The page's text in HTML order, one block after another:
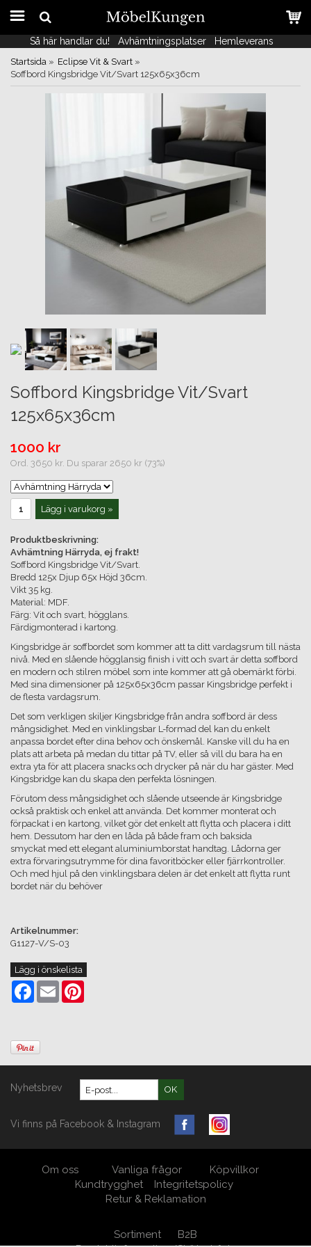
Så här handlar du! Avhämtningsplatser Hemleverans
Så här handlar du! Avhämtningsplatser Hemleverans
Startsida » Eclipse Vit & Svart »
Soffbord Kingsbridge Vit/Svart 125x65x36cm
Soffbord Kingsbridge Vit/Svart
125x65x36cm
1000 kr
Ord. 3650 kr. Du sparar 2650 kr (73%)
Lägg i varukorg »
Produktbeskrivning:
Avhämtning Härryda, ej frakt!
Soffbord Kingsbridge Vit/Svart.
Bredd 125x Djup 65x Höjd 36cm.
Vikt 35 kg.
Material: MDF.
Färg: Vit och svart, högglans.
Färdigmonterad i kartong.
Kingsbridge är soffbordet som kommer att ta ditt vardagsrum till nästa
nivå. Med en slående högglansig finish i vitt och svart är detta soffbord
en modern och stilren möbel som inte kommer att gå obemärkt förbi.
Med sina dimensioner på 125x65x36cm passar Kingsbridge perfekt i
de flesta vardagsrum.
Det som verkligen skiljer Kingsbridge från andra soffbord är dess
mångsidighet. Med en vinklingsbar L-formad del kan du enkelt
anpassa bordet efter dina behov och önskemål. Kanske vill du ha en
plats att arbeta på medan du tittar på TV, eller så vill du bara ha en
extra yta för att placera snacks och drycker på när du har gäster. Med
Kingsbridge kan du skapa den perfekta lösningen.
Förutom dess mångsidighet och slående utseende är Kingsbridge
också praktisk och enkel att använda. Det kommer monterat och
förpackat i en kartong, vilket gör det enkelt att flytta och placera i ditt
hem. Dessutom har den en låda på både fram och baksida
smyckat med ett elegant aluminiumborstat handtag. Lådorna ger
extra förvaringsutrymme för dina favoritböcker eller fjärrkontroller.
Och med hjul på den vinklingsbara delen är det enkelt att flytta runt
bordet när du behöver
Artikelnummer:
G1127-V/S-03
Lägg i önskelista
Facebook
Email
Nyhetsbrev OK
Vi finns på Facebook & Instagram
Om oss Vanliga frågor
Köpvillkor
Kundtrygghet
Integritetspolicy
Retur & Reklamation
Sortiment
B2B